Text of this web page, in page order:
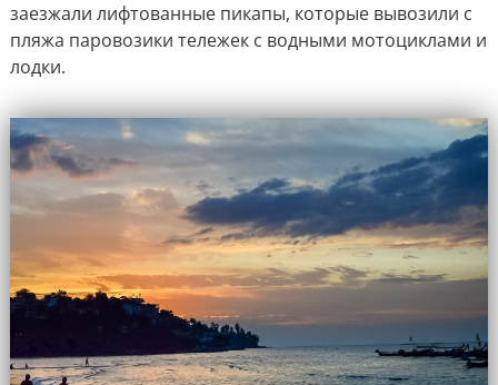
заезжали лифтованные пикапы, которые вывозили с
пляжа паровозики тележек с водными мотоциклами и
лодки.